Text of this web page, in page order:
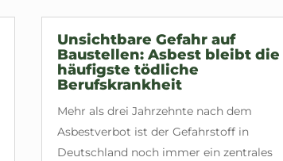
Unsichtbare Gefahr auf
Baustellen: Asbest bleibt die
häufigste tödliche
Berufskrankheit
Mehr als drei Jahrzehnte nach dem
Asbestverbot ist der Gefahrstoff in
Deutschland noch immer ein zentrales